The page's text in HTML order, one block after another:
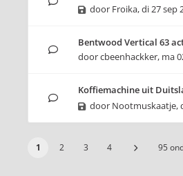
door Froika,di 27 sep
Bentwood Vertical 63
doorcbeenhackker, ma
Koffiemachine uit
door Nootmuskaatje,
1 2 3 4 95